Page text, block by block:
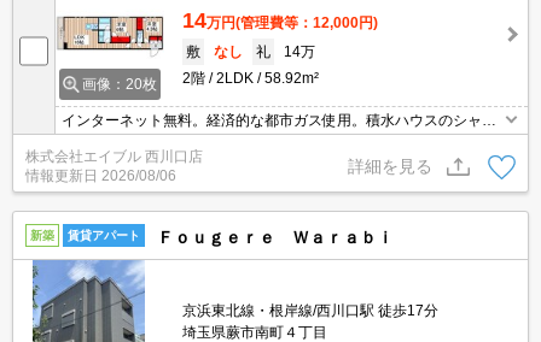
画像：20枚
14万円(管理費等：12,000円)
敷
なし 礼
14万
2階
2LDK 58.92m²
インターネット無料。経済的な都市ガス使用。積水ハウスのシャー
メゾン。安心のオートロック。駐車場防犯カメラあり。便利な宅配
BOX。鍵設定料16,500円。サポートシステム加入要1,320円/月。
株式会社エイブル 西川口店
情報更新日 2026/08/06
詳細を見る
新築 賃貸アパート Ｆｏｕｇｅｒｅ Ｗａｒａｂｉ
京浜東北線・根岸線/西川口駅 徒歩17分
埼玉県蕨市南町４丁目